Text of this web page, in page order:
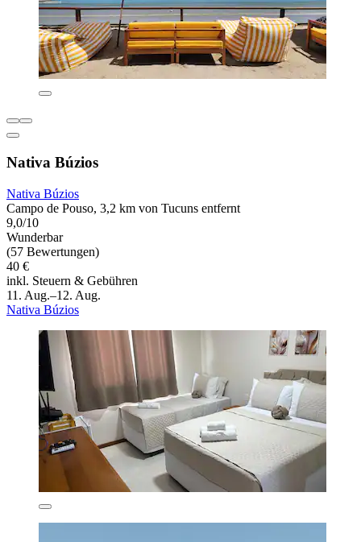
Nativa Búzios
Nativa Búzios
Campo de Pouso, 3,2 km von Tucuns entfernt
9,0/10
Wunderbar
(57 Bewertungen)
40 €
inkl. Steuern & Gebühren
11. Aug.–12. Aug.
Nativa Búzios